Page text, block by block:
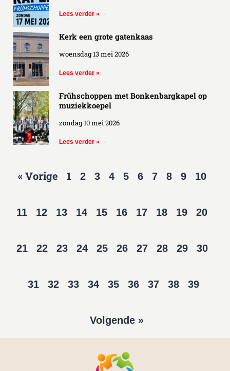
Lees verder »
Kerk een grote gatenkaas
woensdag 13 mei 2026
Lees verder »
Frühschoppen met Bonkenbargkapel op
muziekkoepel
zondag 10 mei 2026
Lees verder »
« Vorige 1 2 3 4 5 6 7 8 9 10
11 12 13 14 15 16 17 18 19 20
21 22 23 24 25 26 27 28 29 30
31 32 33 34 35 36 37 38 39
Volgende »